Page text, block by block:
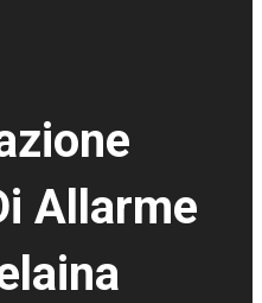
Allarme